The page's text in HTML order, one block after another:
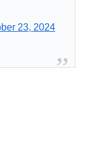
23, 2024